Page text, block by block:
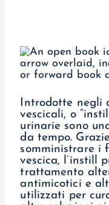
Introdotte negli
vescicali, o
urinarie sono
da tempo.
somministrare i
vescica, l’instill
trattamento
antimicotici e
utilizzati per